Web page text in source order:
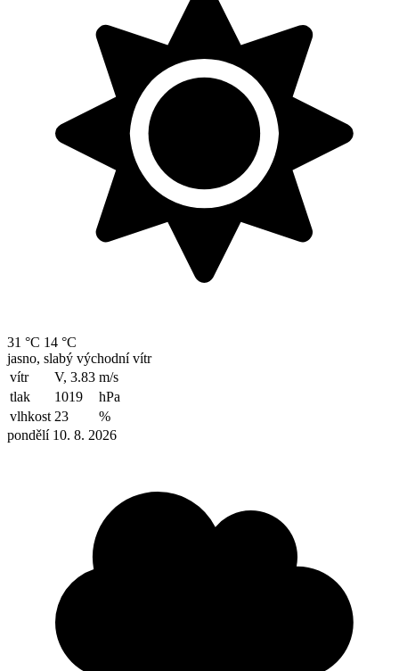
31 °C 14 °C
jasno, slabý východní vítr
vítr
V, 3.83 m/s
tlak
1019
hPa
vlhkost 23
%
pondělí 10. 8. 2026